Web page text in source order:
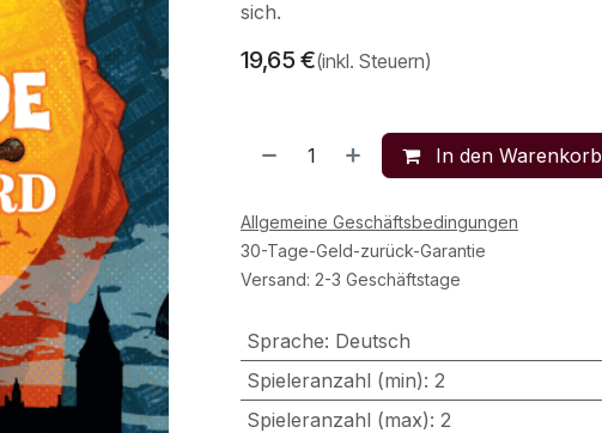
sich.
19,65 €(inkl. Steuern)
In den Warenkorb
Allgemeine Geschäftsbedingungen
30-Tage-Geld-zurück-Garantie
Versand: 2-3 Geschäftstage
Sprache: Deutsch
Spieleranzahl (min): 2
Spieleranzahl (max): 2